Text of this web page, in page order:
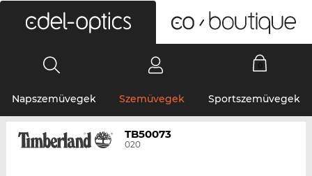
Napszemüvegek Szemüvegek Sportszemüvegek
TB50073
020